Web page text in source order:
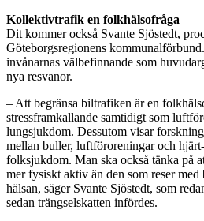
Kollektivtrafik en folkhälsofråga
Dit kommer också Svante Sjöstedt,
Göteborgsregionens
invånarnas välbefinnande som
nya resvanor.
– Att begränsa biltrafiken är en
stressframkallande samtidigt som
lungsjukdom. Dessutom visar
mellan buller, luftföroreningar och
folksjukdom. Man ska också tänka på
mer fysiskt aktiv än den som reser
hälsan, säger Svante Sjöstedt, som
sedan trängselskatten infördes.